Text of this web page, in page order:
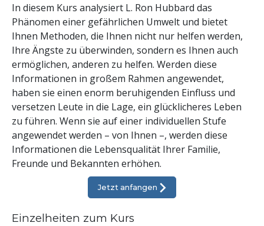
In diesem Kurs analysiert L. Ron Hubbard das
Phänomen einer gefährlichen Umwelt und bietet
Ihnen Methoden, die Ihnen nicht nur helfen werden,
Ihre Ängste zu überwinden, sondern es Ihnen auch
ermöglichen, anderen zu helfen. Werden diese
Informationen in großem Rahmen angewendet,
haben sie einen enorm beruhigenden Einfluss und
versetzen Leute in die Lage, ein glücklicheres Leben
zu führen. Wenn sie auf einer individuellen Stufe
angewendet werden – von Ihnen –, werden diese
Informationen die Lebensqualität Ihrer Familie,
Freunde und Bekannten erhöhen.
Jetzt anfangen
Einzelheiten zum Kurs